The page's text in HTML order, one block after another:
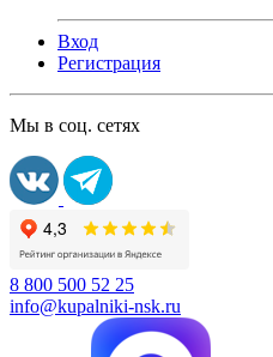
Вход
Регистрация
Мы в соц. сетях
8 800 500 52 25
info@kupalniki-nsk.ru